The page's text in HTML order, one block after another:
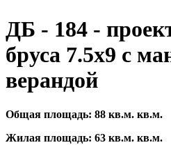
ДБ - 184 -
бруса 7.5х9 с
верандой
Общая площадь: 88 кв.м. кв.м.
Жилая площадь: 63 кв.м. кв.м.